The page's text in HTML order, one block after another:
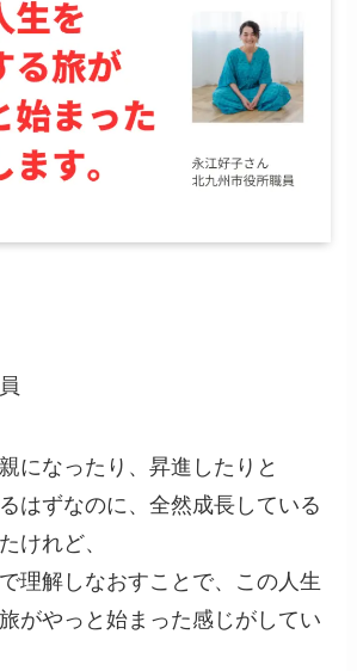
になったり、昇進したりと
はずなのに、全然成長している
けれど、
理解しなおすことで、この人生
がやっと始まった感じがしてい